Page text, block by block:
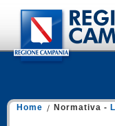
Home Normativa -